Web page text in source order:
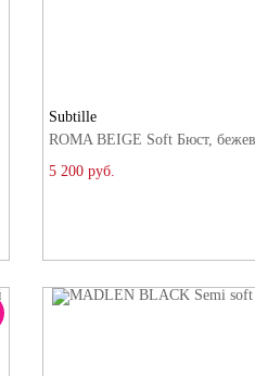
Subtille
ROMA BEIGE Soft Бюст,
5 200 руб.